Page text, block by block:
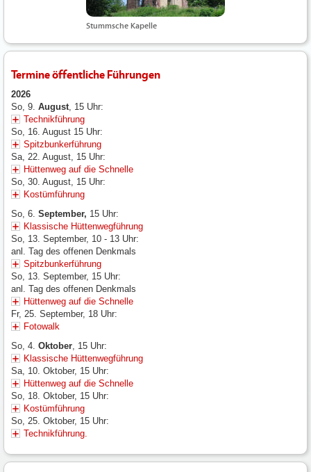
Stummsche Kapelle
Termine öffentliche Führungen
2026
So, 9. August, 15 Uhr:
Technikführung
So, 16. August 15 Uhr:
Spitzbunkerführung
Sa, 22. August, 15 Uhr:
Hüttenweg auf die Schnelle
So, 30. August, 15 Uhr:
Kostümführung
So, 6. September, 15 Uhr:
Klassische Hüttenwegführung
So, 13. September, 10 - 13 Uhr:
anl. Tag des offenen Denkmals
Spitzbunkerführung
So, 13. September, 15 Uhr:
anl. Tag des offenen Denkmals
Hüttenweg auf die Schnelle
Fr, 25. September, 18 Uhr:
Fotowalk
So, 4. Oktober, 15 Uhr:
Klassische Hüttenwegführung
Sa, 10. Oktober, 15 Uhr:
Hüttenweg auf die Schnelle
So, 18. Oktober, 15 Uhr:
Kostümführung
So, 25. Oktober, 15 Uhr:
Technikführung.